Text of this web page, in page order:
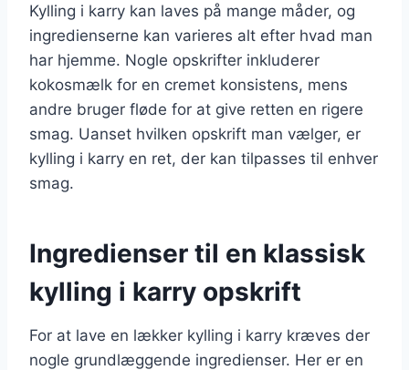
Kylling i karry kan laves på mange måder, og
ingredienserne kan varieres alt efter hvad man
har hjemme. Nogle opskrifter inkluderer
kokosmælk for en cremet konsistens, mens
andre bruger fløde for at give retten en rigere
smag. Uanset hvilken opskrift man vælger, er
kylling i karry en ret, der kan tilpasses til enhver
smag.
Ingredienser til en klassisk
kylling i karry opskrift
For at lave en lækker kylling i karry kræves der
nogle grundlæggende ingredienser. Her er en